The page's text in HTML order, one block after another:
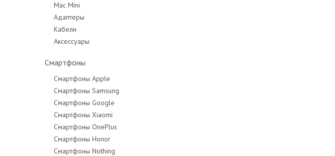
Mac Mini
Адаптеры
Кабели
Аксессуары
Смартфоны
Смартфоны Apple
Смартфоны Samsung
Смартфоны Google
Смартфоны Xiaomi
Смартфоны OnePlus
Смартфоны Honor
Смартфоны Nothing